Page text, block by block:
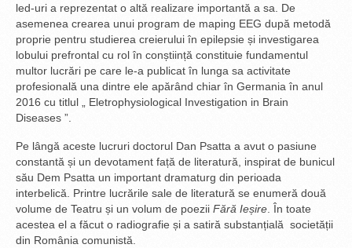
led-uri a reprezentat o altă realizare importantă a sa. De
asemenea crearea unui program de maping EEG după metodă
proprie pentru studierea creierului în epilepsie și investigarea
lobului prefrontal cu rol în conștiință constituie fundamentul
multor lucrări pe care le-a publicat în lunga sa activitate
profesională una dintre ele apărând chiar în Germania în anul
2016 cu titlul „ Eletrophysiological Investigation in Brain
Diseases ”.
Pe lângă aceste lucruri doctorul Dan Psatta a avut o pasiune
constantă și un devotament față de literatură, inspirat de bunicul
său Dem Psatta un important dramaturg din perioada
interbelică. Printre lucrările sale de literatură se enumeră două
volume de Teatru și un volum de poezii Fără Ieșire . În toate
acestea el a făcut o radiografie și a satiră substanțială societății
din România comunistă.